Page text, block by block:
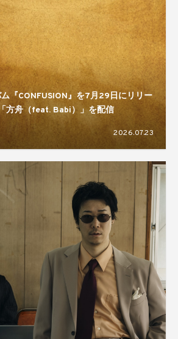
『CONFUSION』を7月29日にリリー
方舟（feat. Babi）」を配信
2026.07.23